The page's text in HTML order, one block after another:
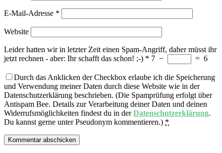
E-Mail-Adresse *
Website
Leider hatten wir in letzter Zeit einen Spam-Angriff, daher müsst ihr
jetzt rechnen - aber: Ihr schafft das schon! ;-) * 7 − = 6
Durch das Anklicken der Checkbox erlaube ich die Speicherung
und Verwendung meiner Daten durch diese Website wie in der
Datenschutzerklärung beschrieben. (Die Spamprüfung erfolgt über
Antispam Bee. Details zur Verarbeitung deiner Daten und deinen
Widerrufsmöglichkeiten findest du in derDatenschutzerklärung.
Du kannst gerne unter Pseudonym kommentieren.) *